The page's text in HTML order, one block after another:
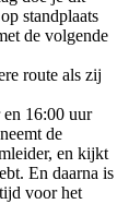
standplaats
de volgende
route als zij
en 16:00 uur
de
en kijkt
En daarna is
voor het